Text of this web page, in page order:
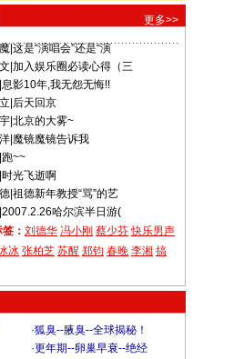
更多>>
| 这是“演唱会”还是“演
加入娱乐圈必读心得（三
息影10年,我无怨无悔!!
后天回京
| 北京的大雾~
| 魔镜魔镜告诉我
跑~~
时光飞逝啊
| 祖德新年教授“骂”的艺
2007.2.26哈尔滨半日游(
： 刘德华 冯小刚 蔡少芬 快乐男声
冰 张柏芝 苏醒 郑钧 春晚 李湘 搞
·狐臭--腋臭--全球揭秘！
·更年期--卵巢早衰--绝经